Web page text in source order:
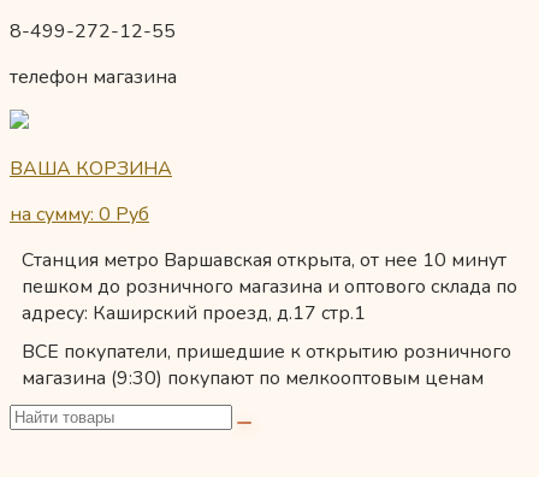
8-499-272-12-55
телефон магазина
ВАША КОРЗИНА
на сумму: 0 Руб
Станция метро Варшавская открыта, от нее 10 минут
пешком до розничного магазина и оптового склада по
адресу: Каширский проезд, д.17 стр.1
ВСЕ покупатели, пришедшие к открытию розничного
магазина (9:30) покупают по мелкооптовым ценам